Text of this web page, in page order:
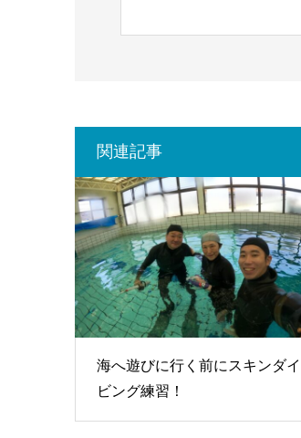
関連記事
海へ遊びに行く前にスキンダイ
ビング練習！